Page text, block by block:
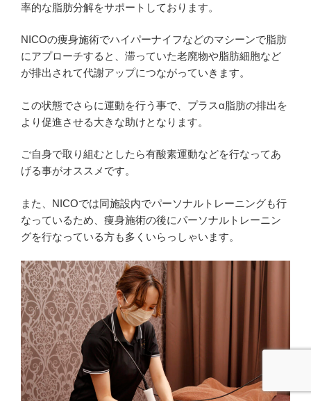
率的な脂肪分解をサポートしております。
NICOの痩身施術でハイパーナイフなどのマシーンで脂肪
にアプローチすると、滞っていた老廃物や脂肪細胞など
が排出されて代謝アップにつながっていきます。
この状態でさらに運動を行う事で、プラスα脂肪の排出を
より促進させる大きな助けとなります。
ご自身で取り組むとしたら有酸素運動などを行なってあ
げる事がオススメです。
また、NICOでは同施設内でパーソナルトレーニングも行
なっているため、痩身施術の後にパーソナルトレーニン
グを行なっている方も多くいらっしゃいます。